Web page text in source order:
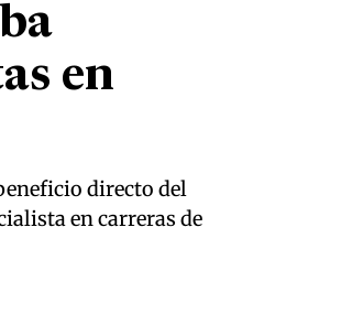
en
directo del
en carreras de